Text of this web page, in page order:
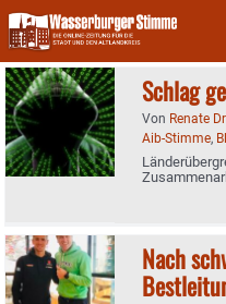
Skip
to
content
Schlag
Von Renate
Aib-Stimme,
Nach